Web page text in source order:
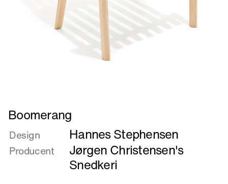
Læs
mere
om
Boomerang
Boomerang
Design Hannes Stephensen
Producent
Jørgen Christensen's
Snedkeri